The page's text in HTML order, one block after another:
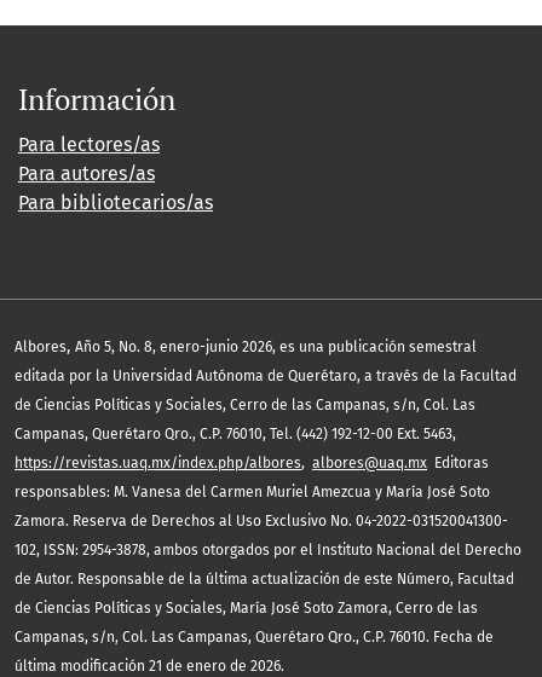
Información
Para lectores/as
Para autores/as
Para bibliotecarios/as
Albores, Año 5, No. 8, enero-junio 2026, es una publicación semestral
editada por la Universidad Autónoma de Querétaro, a través de la Facultad
de Ciencias Políticas y Sociales, Cerro de las Campanas, s/n, Col. Las
Campanas, Querétaro Qro., C.P. 76010, Tel. (442) 192-12-00 Ext. 5463,
https://revistas.uaq.mx/index.php/albores, albores@uaq.mx Editoras
responsables: M. Vanesa del Carmen Muriel Amezcua y María José Soto
Zamora. Reserva de Derechos al Uso Exclusivo No. 04-2022-031520041300-
102, ISSN: 2954-3878, ambos otorgados por el Instituto Nacional del Derecho
de Autor. Responsable de la última actualización de este Número, Facultad
de Ciencias Políticas y Sociales, María José Soto Zamora, Cerro de las
Campanas, s/n, Col. Las Campanas, Querétaro Qro., C.P. 76010. Fecha de
última modificación 21 de enero de 2026.